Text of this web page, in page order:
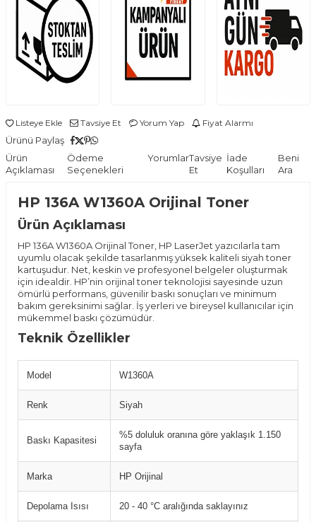
Listeye Ekle Tavsiye Et Yorum Yap Fiyat Alarmı
Ürünü Paylaş
Ürün
Açıklaması
Ödeme
Seçenekleri
YorumlarTavsiye
Et
İade
Koşulları
Beni
Ara
HP 136A W1360A Orijinal Toner
Ürün Açıklaması
HP 136A W1360A Orijinal Toner, HP LaserJet yazıcılarla tam
uyumlu olacak şekilde tasarlanmış yüksek kaliteli siyah toner
kartuşudur. Net, keskin ve profesyonel belgeler oluşturmak
için idealdir. HP’nin orijinal toner teknolojisi sayesinde uzun
ömürlü performans, güvenilir baskı sonuçları ve minimum
bakım gereksinimi sağlar. İş yerleri ve bireysel kullanıcılar için
mükemmel baskı çözümüdür.
Teknik Özellikler
Model W1360A
Renk Siyah
Baskı Kapasitesi
%5 doluluk oranına göre yaklaşık 1.150
sayfa
Marka HP Orijinal
Depolama Isısı 20 - 40 °C aralığında saklayınız